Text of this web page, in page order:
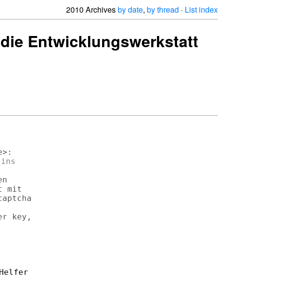
2010 Archivesby date, by thread · List index
Entwicklungswerkstatt
mit
key,